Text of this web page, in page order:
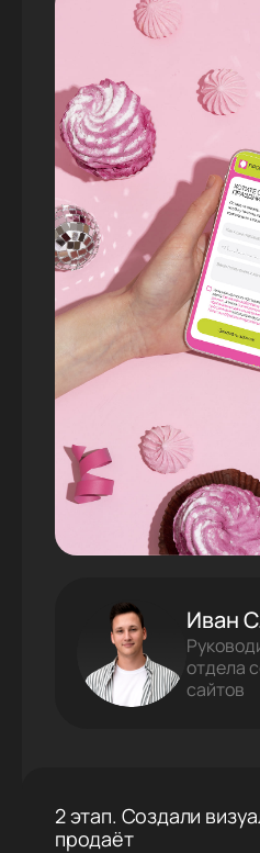
Иван
отдела
сайтов
2 этап. Создали
продаёт